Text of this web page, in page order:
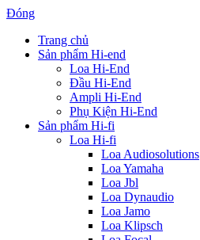
Đóng
Trang chủ
Sản phẩm Hi-end
Loa Hi-End
Đầu Hi-End
Ampli Hi-End
Phụ Kiện Hi-End
Sản phẩm Hi-fi
Loa Hi-fi
Loa Audiosolutions
Loa Yamaha
Loa Jbl
Loa Dynaudio
Loa Jamo
Loa Klipsch